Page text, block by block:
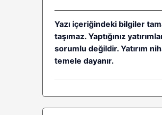
Yazı içeriğindeki bilgiler
taşımaz. Yaptığınız
sorumlu değildir. Yatırım
temele dayanır.